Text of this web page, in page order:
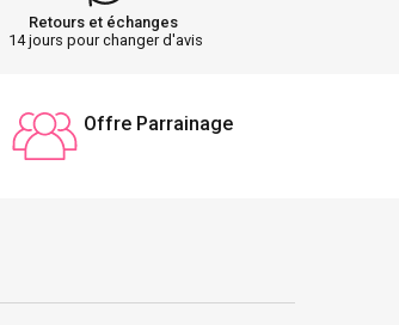
Retours et échanges
14 jours pour changer d'avis
Offre Parrainage